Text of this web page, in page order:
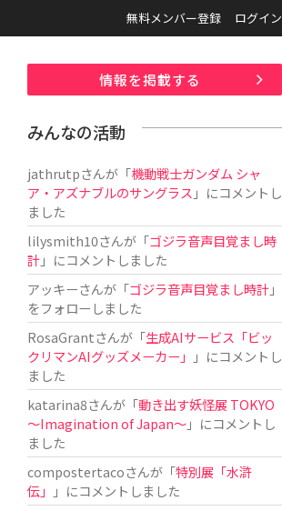
無料メンバー登録 ログイン
情報を掲載する
みんなの活動
jathrutpさんが「機動戦士ガンダム シャ
ア・アズナブルのサングラス 」にコメントし
ました
lilysmith10さんが「ゴジラ音声目覚まし時
計」にコメントしました
アッキーさんが「ゴジラ音声目覚まし時計」
をフォローしました
RosaGrantさんが「生成AIサービス「ビッ
クリマンAIグッズメーカー」
」にコメントし
ました
katarina8さんが「動き出す妖怪展 TOKYO
〜Imagination of Japan〜」にコメントし
ました
compostertacoさんが「特別展「水滸
伝」
」にコメントしました